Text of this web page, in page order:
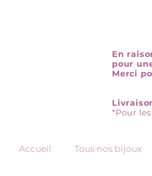
En
pour
Merci
*Pour
Accueil Tous nos bijoux